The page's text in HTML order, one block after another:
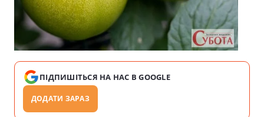
ПІДПИШІТЬСЯ НА НАС В GOOGLE
ДОДАТИ ЗАРАЗ